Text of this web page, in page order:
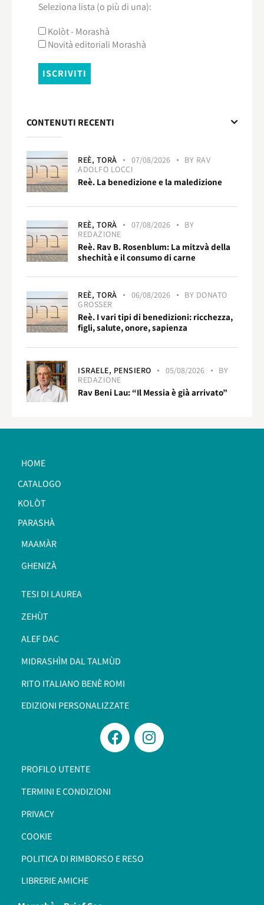
Seleziona lista (o più di una):
Kolòt - Morashà
Novità editoriali Morashà
CONTENUTI RECENTI
REÈ, TORÀ 07/08/2026 BY RAV
ADOLFO LOCCI
Reè. La benedizione e la maledizione
REÈ, TORÀ 07/08/2026
BY
REDAZIONE
Reè. Rav B. Rosenblum: La mitzvà della
shechità e il consumo di carne
REÈ, TORÀ 06/08/2026 BY DONATO
GROSSER
Reè. I vari tipi di benedizioni: ricchezza,
figli, salute, onore, sapienza
ISRAELE, PENSIERO 05/08/2026
BY
REDAZIONE
Rav Beni Lau: “Il Messia è già arrivato”
HOME
CATALOGO
KOLÒT
PARASHÀ
MAAMÀR
GHENIZÀ
TESI DI LAUREA
ZEHÙT
ALEF DAC
MIDRASHÌM DAL TALMÙD
RITO ITALIANO BENÈ ROMI​
EDIZIONI PERSONALIZZATE
PROFILO UTENTE
TERMINI E CONDIZIONI
PRIVACY
COOKIE
POLITICA DI RIMBORSO E RESO
LIBRERIE AMICHE